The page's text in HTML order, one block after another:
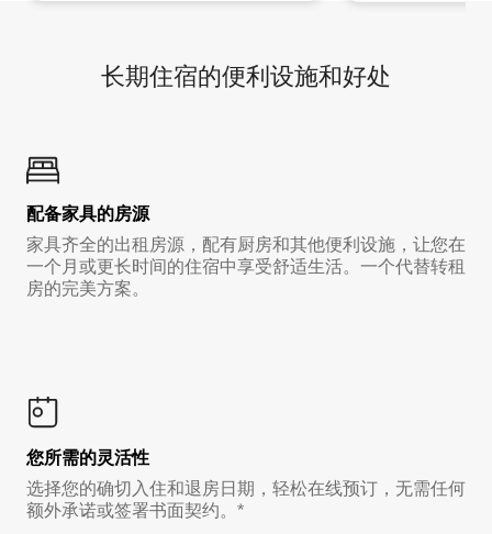
长期住宿的便利设施和好处
配备家具的房源
家具齐全的出租房源，配有厨房和其他便利设施，让您在
一个月或更长时间的住宿中享受舒适生活。一个代替转租
房的完美方案。
您所需的灵活性
选择您的确切入住和退房日期，轻松在线预订，无需任何
额外承诺或签署书面契约。*